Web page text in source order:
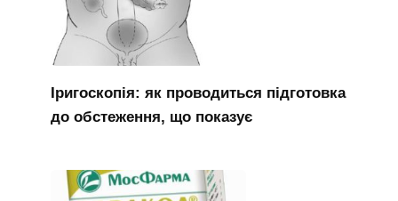
Іригоскопія: як проводиться підготовка
до обстеження, що показує